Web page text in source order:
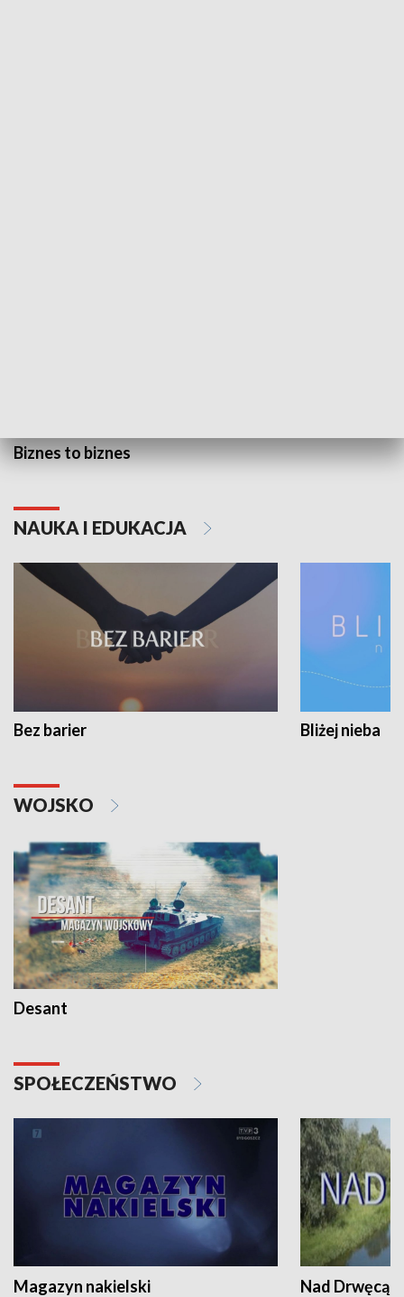
Biznes to biznes
NAUKA I EDUKACJA
Bez barier Bliżej nieba
WOJSKO
Desant
SPOŁECZEŃSTWO
Magazyn nakielski Nad Drwęcą